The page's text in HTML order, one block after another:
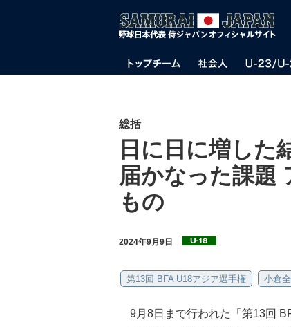
総括
日に日に増した
届かなった課題
もの
2024年9月9日
第13回 BFA U18アジア選手権 小倉
9月8日まで行われた「第13回